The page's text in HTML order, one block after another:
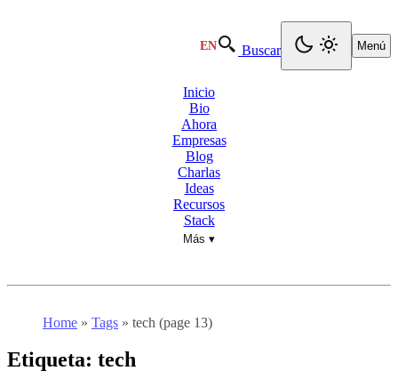
EN Buscar Menú
Inicio
Bio
Ahora
Empresas
Blog
Charlas
Ideas
Recursos
Stack
Más ▾
Home » Tags » tech (page 13)
Etiqueta: tech